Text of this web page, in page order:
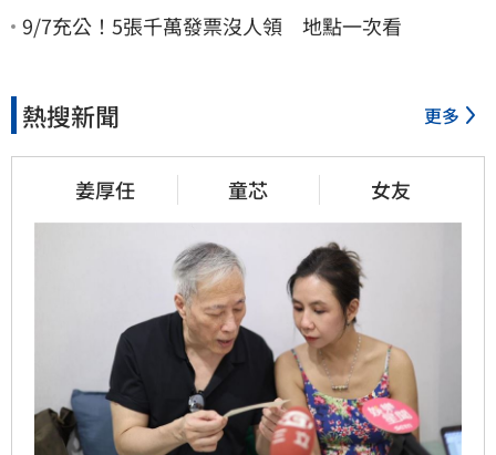
9/7充公！5張千萬發票沒人領 地點一次看
熱搜新聞 更多
姜厚任 童芯 女友